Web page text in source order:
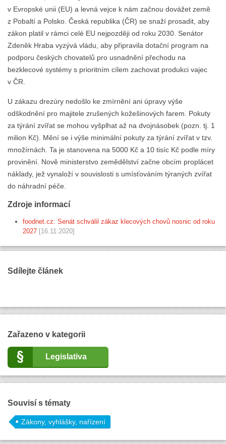
v Evropské unii (EU) a levná vejce k nám začnou dovážet země
z Pobaltí a Polsko. Česká republika (ČR) se snaží prosadit, aby
zákon platil v rámci celé EU nejpozději od roku 2030. Senátor
Zdeněk Hraba vyzývá vládu, aby připravila dotační program na
podporu českých chovatelů pro usnadnění přechodu na
bezklecové systémy s prioritním cílem zachovat produkci vajec
v ČR.
U zákazu drezúry nedošlo ke zmírnění ani úpravy výše
odškodnění pro majitele zrušených kožešinových farem. Pokuty
za týrání zvířat se mohou vyšplhat až na dvojnásobek (pozn. tj. 1
milion Kč). Mění se i výše minimální pokuty za týrání zvířat v tzv.
množírnách. Ta je stanovena na 5000 Kč a 10 tisíc Kč podle míry
provinění. Nově ministerstvo zemědělství začne obcím proplácet
náklady, jež vynaloží v souvislosti s umísťováním týraných zvířat
do náhradní péče.
Zdroje informací
foodnet.cz: Senát schválil zákaz klecových chovů nosnic od roku
2027 [16.11.2020]
Sdílejte článek
Zařazeno v kategorii
Legislativa
Souvisí s tématy
Zákony, vyhlášky, nařízení